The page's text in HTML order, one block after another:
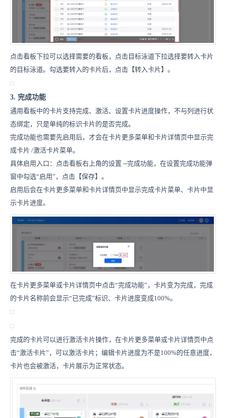
点击看板下拉可以选择需要的看板，点击目标泳道下拉选择要转入卡片
的目标泳道。勾选要转入的卡片后，点击【转入卡片】。
3. 完成功能
通用看板中的卡片支持完成、激活、设置卡片进度操作，不与列进行状
态绑定，只是单纯的标识卡片的是否完成。
完成功能也需要先启用后，才会在卡片更多菜单和卡片详情页中显示完
成卡片 /激活卡片菜单。
具体启用入口：点击看板右上角的设置 --完成功能，在设置完成功能弹
窗中勾选“启用”，点击【保存】。
启用后会在卡片更多菜单和卡片详情页中显示完成卡片菜单、卡片中显
示卡片进度。
在卡片更多菜单或卡片详情页中点击“完成功能”，卡片变为完成，完成
的卡片名称前会显示“已完成”标识、卡片进度变成100%。
完成的卡片可以进行激活卡片操作，在卡片更多菜单或卡片详情页中点
击“激活卡片”，可以激活卡片；编辑卡片进度为不是100%的任意进度，
卡片也会被激活，卡片展示为正常状态。